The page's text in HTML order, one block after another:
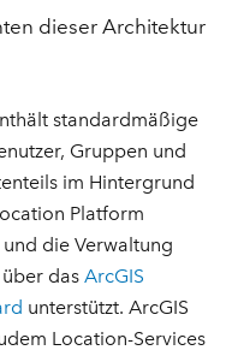
dieser Architektur
standardmäßige
Gruppen und
im Hintergrund
Platform
die Verwaltung
über dasArcGIS
unterstützt. ArcGIS
Location-Services